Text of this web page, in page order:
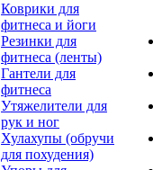
Коврики для
фитнеса и йоги
Резинки для
фитнеса (ленты)
Гантели для
фитнеса
Утяжелители для
рук и ног
Хулахупы (обручи
для похудения)